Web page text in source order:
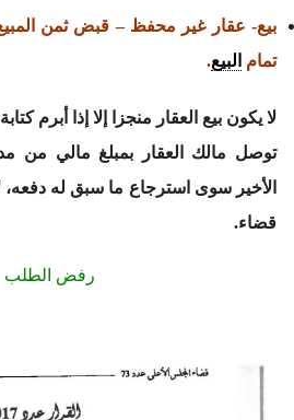
بيع- عقار غير محفظ – قبض ثمن
تمام البيع.
لا يكون بيع العقار منجزا إلا إذا أبرم
توصل مالك العقار بمبلغ مالي من
الأخير سوى استرجاع ما سبق له دفعه، لا
قضاء.
رفض الطلب